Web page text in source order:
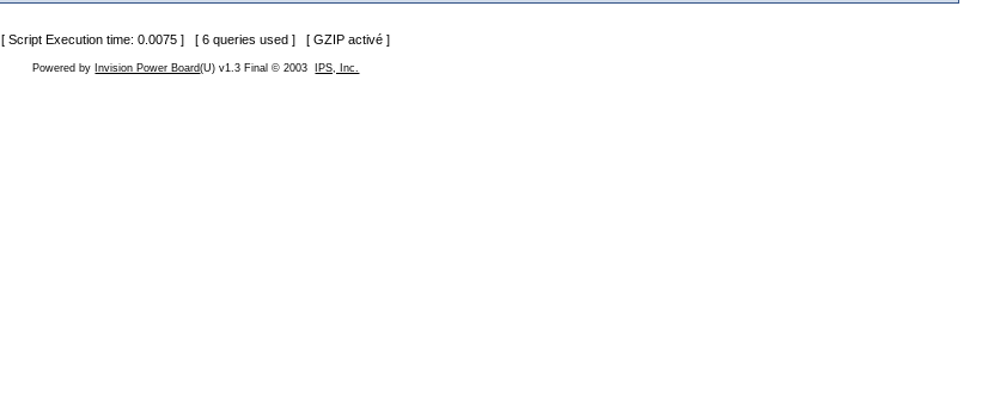
[ Script Execution time: 0.0075 ] [ 6 queries used ] [ GZIP activé ]
Powered by Invision Power Board(U) v1.3 Final © 2003 IPS, Inc.